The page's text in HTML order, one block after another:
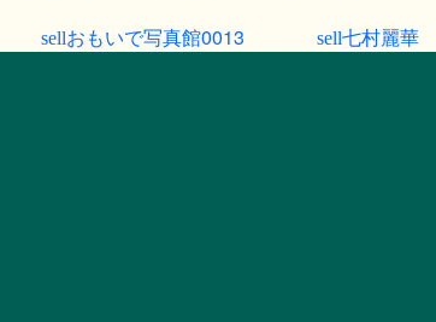
おもいで写真館0013 七村麗華